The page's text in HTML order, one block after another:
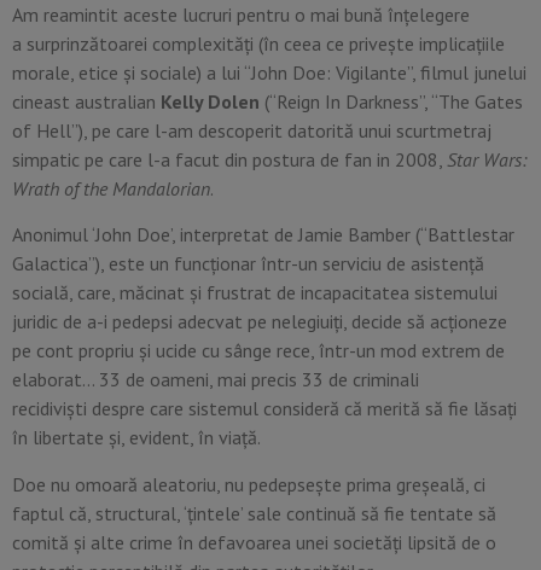
Am reamintit aceste lucruri pentru o mai bună înţelegere
a surprinzătoarei complexităţi (în ceea ce priveşte implicaţiile
morale, etice şi sociale) a lui “John Doe: Vigilante”, filmul junelui
cineast australian Kelly Dolen (“Reign In Darkness”, “The Gates
of Hell”), pe care l-am descoperit datorită unui scurtmetraj
simpatic pe care l-a facut din postura de fan in 2008, Star Wars:
Wrath of the Mandalorian.
Anonimul ‘John Doe’, interpretat de Jamie Bamber (“Battlestar
Galactica”), este un funcţionar într-un serviciu de asistenţă
socială, care, măcinat şi frustrat de incapacitatea sistemului
juridic de a-i pedepsi adecvat pe nelegiuiţi, decide să acţioneze
pe cont propriu şi ucide cu sânge rece, într-un mod extrem de
elaborat… 33 de oameni, mai precis 33 de criminali
recidivişti despre care sistemul consideră că merită să fie lăsaţi
în libertate şi, evident, în viaţă.
Doe nu omoară aleatoriu, nu pedepseşte prima greşeală, ci
faptul că, structural, ‘ţintele’ sale continuă să fie tentate să
comită şi alte crime în defavoarea unei societăţi lipsită de o